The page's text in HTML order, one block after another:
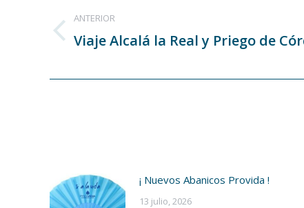
entre
publicaciones
ANTERIOR
Publicación
Viaje Alcalá la Real y Priego de
¡ Nuevos Abanicos Provida !
13 julio, 2026